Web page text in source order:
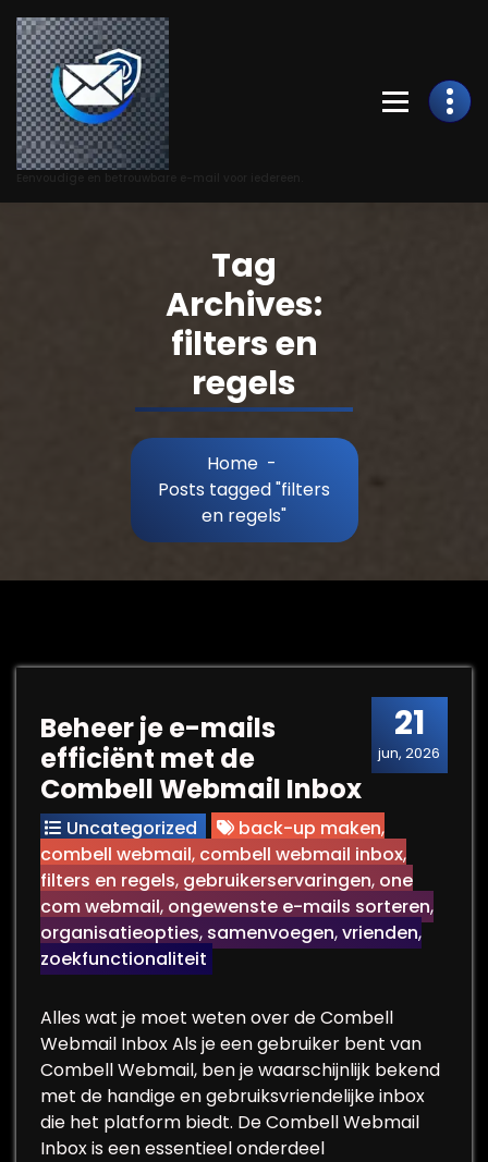
Skip
to
Content
Tag
Archives:
filters en
regels
Home -
Posts tagged "filters
en regels"
21
jun, 2026
Beheer je e-mails
efficiënt met de
Combell Webmail Inbox
Uncategorized back-up maken,
combell webmail, combell webmail inbox,
filters en regels, gebruikerservaringen, one
com webmail, ongewenste e-mails sorteren,
organisatieopties, samenvoegen,vrienden,
zoekfunctionaliteit
Alles wat je moet weten over de Combell
Webmail Inbox Als je een gebruiker bent van
Combell Webmail, ben je waarschijnlijk bekend
met de handige en gebruiksvriendelijke inbox
die het platform biedt. De Combell Webmail
Inbox is een essentieel onderdeel